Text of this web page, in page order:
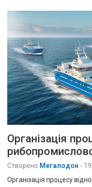
Організація
Створено Мегалодон -
Організація процесу